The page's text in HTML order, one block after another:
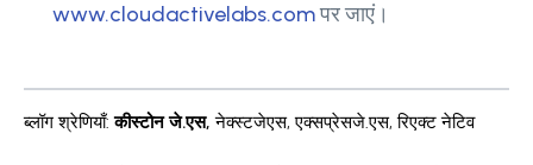
www.cloudactivelabs.comपर जाएं।
ब्लॉग श्रेणियाँ: कीस्टोन जे.एस, नेक्स्टजेएस,एक्सप्रेसजे.एस,रिएक्ट नेटिव